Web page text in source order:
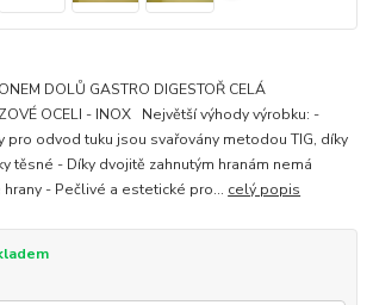
DOLŮ GASTRO DIGESTOŘ CELÁ
OCELI - INOX Největší výhody výrobku: -
pro odvod tuku jsou svařovány metodou TIG, díky
těsné - Díky dvojitě zahnutým hranám nemá
- Pečlivé a estetické pro... celý popis